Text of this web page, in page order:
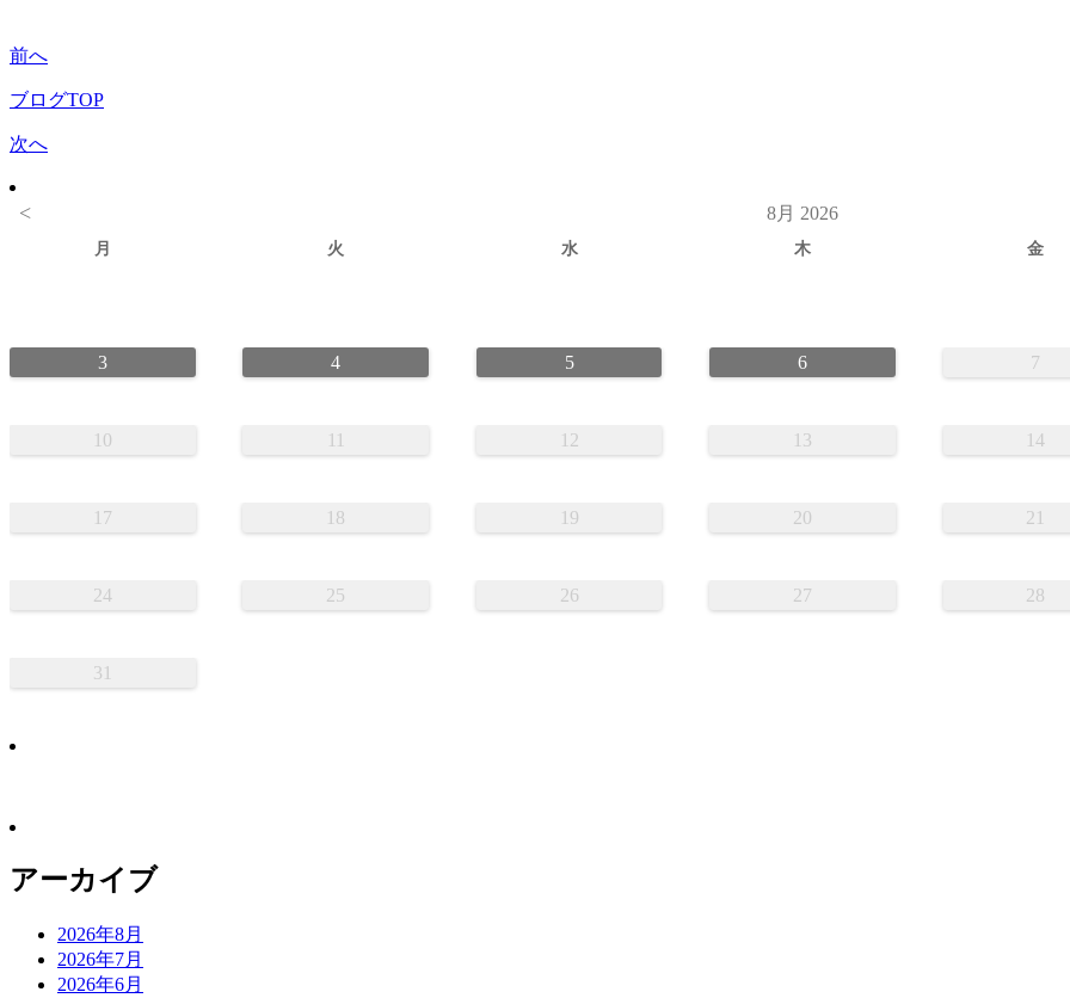
前へ
ブログTOP
次へ
< 8月 2026
月 火 水 木 金
3 4 5 6 7
10 11 12 13 14
17 18 19 20 21
24 25 26 27 28
31
アーカイブ
2026年8月
2026年7月
2026年6月